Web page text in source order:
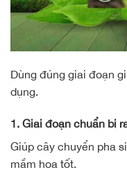
Dùng đúng giai đoạn
dụng.
1. Giai đoạn chuẩn bị
Giúp cây chuyển pha
mầm hoa tốt.